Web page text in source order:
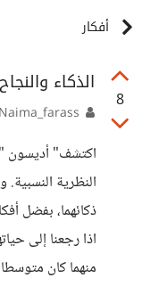
أفكار
8
الذكاء
اكتشف" أديسون "
النظرية
ذكائهما، بفضل
اذا رجعنا إلى
منهما كان